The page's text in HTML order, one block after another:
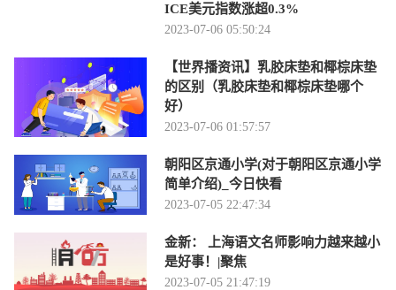
ICE美元指数涨超0.3%
2023-07-06 05:50:24
【世界播资讯】乳胶床垫和椰棕床垫
的区别（乳胶床垫和椰棕床垫哪个
好）
2023-07-06 01:57:57
朝阳区京通小学(对于朝阳区京通小学
简单介绍)_今日快看
2023-07-05 22:47:34
金新： 上海语文名师影响力越来越小
是好事！|聚焦
2023-07-05 21:47:19